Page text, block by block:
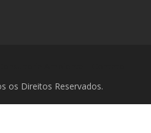
os Direitos Reservados.